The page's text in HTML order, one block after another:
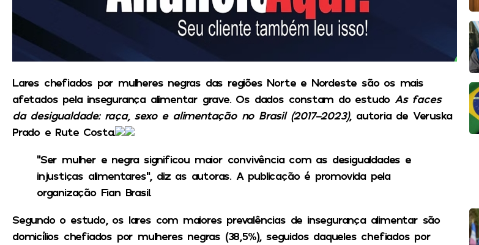
Lares chefiados por mulheres negras das regiões Norte e Nordeste são os mais
afetados pela insegurança alimentar grave. Os dados constam do estudo As faces
da desigualdade: raça, sexo e alimentação no Brasil (2017-2023), autoria de Veruska
Prado e Rute Costa.
“Ser mulher e negra significou maior convivência com as desigualdades e
injustiças alimentares”, diz as autoras. A publicação é promovida pela
organização Fian Brasil.
Segundo o estudo, os lares com maiores prevalências de insegurança alimentar são
domicílios chefiados por mulheres negras (38,5%), seguidos daqueles chefiados por